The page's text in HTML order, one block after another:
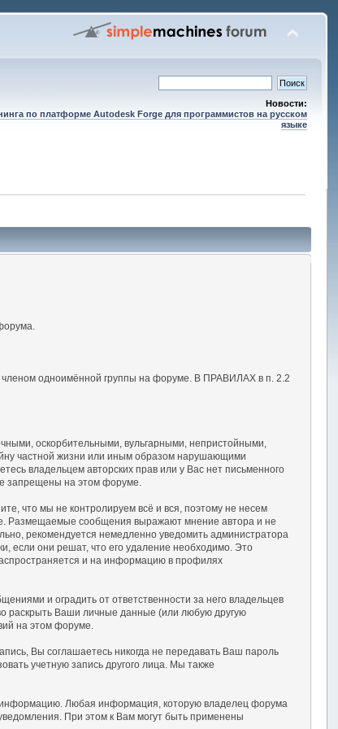
Новости:
по платформе Autodesk Forge для программистов на русском
языке
членом одноимённой группы на форуме. В ПРАВИЛАХ в п. 2.2
оскорбительными, вульгарными, непристойными,
частной жизни или иным образом нарушающими
владельцем авторских прав или у Вас нет письменного
запрещены на этом форуме.
что мы не контролируем всё и вся, поэтому не несем
Размещаемые сообщения выражают мнение автора и не
рекомендуется немедленно уведомить администратора
если они решат, что его удаление необходимо. Это
и на информацию в профилях
и оградить от ответственности за него владельцев
раскрыть Ваши личные данные (или любую другую
на этом форуме.
Вы соглашаетесь никогда не передавать Ваш пароль
учетную запись другого лица. Мы также
информацию. Любая информация, которую владелец форума
При этом к Вам могут быть применены